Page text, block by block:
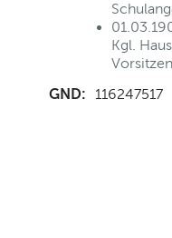
Kgl.
GND: 116247517